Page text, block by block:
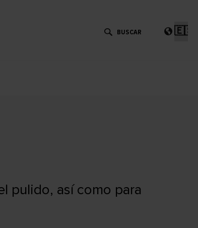
un
pulido, así como para